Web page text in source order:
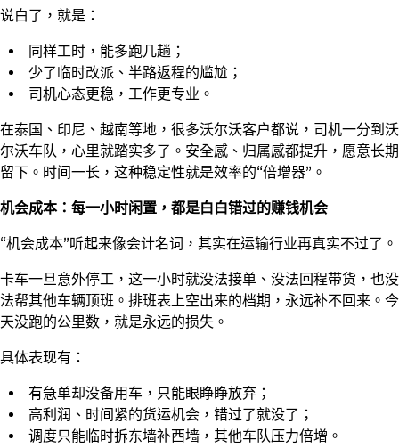
说白了，就是：
同样工时，能多跑几趟；
少了临时改派、半路返程的尴尬；
司机心态更稳，工作更专业。
在泰国、印尼、越南等地，很多沃尔沃客户都说，司机一分到沃
尔沃车队，心里就踏实多了。安全感、归属感都提升，愿意长期
留下。时间一长，这种稳定性就是效率的“倍增器”。
机会成本：每一小时闲置，都是白白错过的赚钱机会
“机会成本”听起来像会计名词，其实在运输行业再真实不过了。
卡车一旦意外停工，这一小时就没法接单、没法回程带货，也没
法帮其他车辆顶班。排班表上空出来的档期，永远补不回来。今
天没跑的公里数，就是永远的损失。
具体表现有：
有急单却没备用车，只能眼睁睁放弃；
高利润、时间紧的货运机会，错过了就没了；
调度只能临时拆东墙补西墙，其他车队压力倍增。